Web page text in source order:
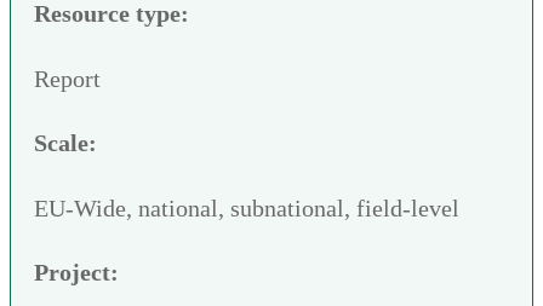
Resource type:
Report
Scale:
EU-Wide, national, subnational, field-level
Project: